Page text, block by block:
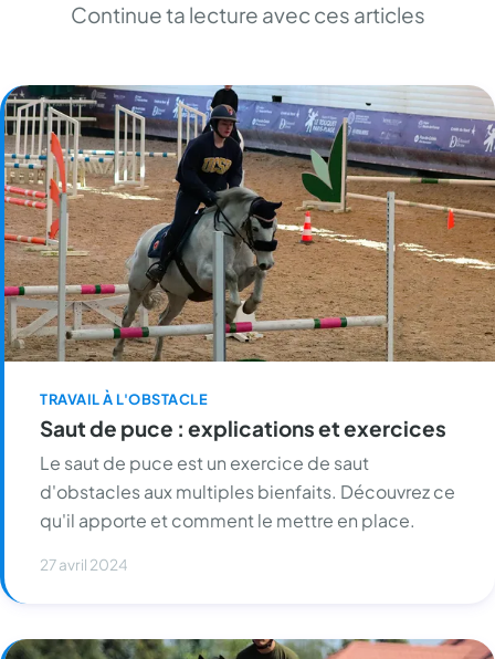
Continue ta lecture avec ces articles
TRAVAIL À L'OBSTACLE
Saut de puce : explications et exercices
Le saut de puce est un exercice de saut
d'obstacles aux multiples bienfaits. Découvrez ce
qu'il apporte et comment le mettre en place.
27 avril 2024